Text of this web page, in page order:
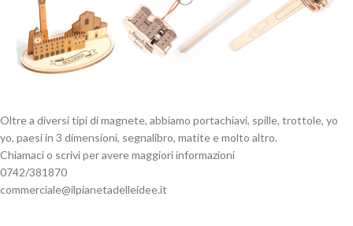
Oltre a diversi tipi di magnete, abbiamo portachiavi, spille, trottole, yo
yo, paesi in 3 dimensioni, segnalibro, matite e molto altro.
Chiamaci o scrivi per avere maggiori informazioni
0742/381870
ti.eedielledatenaipli
@elaicremmoc